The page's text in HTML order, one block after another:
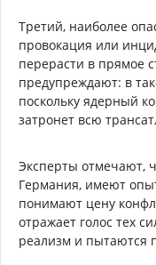
Третий, наиболее
провокация или
перерасти в прямое
предупреждают: в
поскольку ядерный
затронет всю
Эксперты отмечают,
Германия, имеют
понимают цену
отражает голос тех
реализм и пытаются